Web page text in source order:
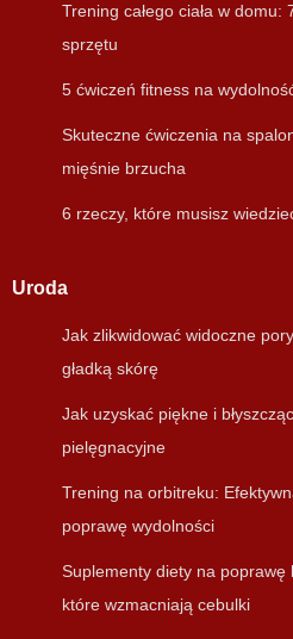
Trening całego ciała w
sprzętu
5 ćwiczeń fitness na
Skuteczne ćwiczenia na
mięśnie brzucha
6 rzeczy, które musisz
Uroda
Jak zlikwidować widoczne
gładką skórę
Jak uzyskać piękne i
pielęgnacyjne
Trening na orbitreku:
poprawę wydolności
Suplementy diety na poprawę
które wzmacniają cebulki